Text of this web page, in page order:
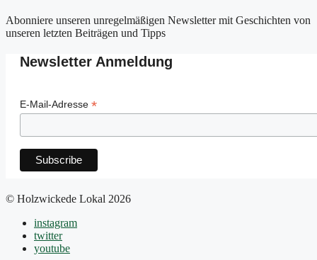
Abonniere unseren unregelmäßigen Newsletter mit Geschichten von
unseren letzten Beiträgen und Tipps
Newsletter Anmeldung
E-Mail-Adresse *
© Holzwickede Lokal 2026
instagram
twitter
youtube